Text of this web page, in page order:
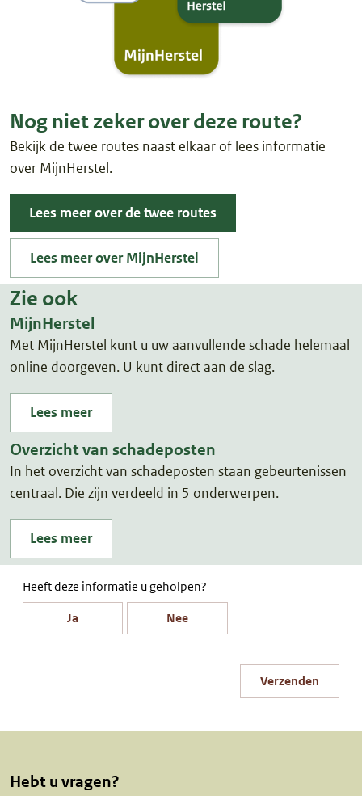
Nog niet zeker over deze route?
Bekijk de twee routes naast elkaar of lees informatie
over MijnHerstel.
Lees meer over de twee routes
Lees meer over MijnHerstel
Zie ook
Overzicht van schadeposten
In het overzicht van schadeposten staan gebeurtenissen
centraal. Die zijn verdeeld in 5 onderwerpen.
Lees meer
MijnHerstel
Met MijnHerstel kunt u uw aanvullende schade helemaal
online doorgeven. U kunt direct aan de slag.
Lees meer
Heeft deze informatie u geholpen?
Ja Nee
Verzenden
Hebt u vragen?